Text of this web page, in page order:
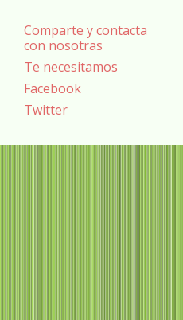
Comparte y contacta
con nosotras
Te necesitamos
Facebook
Twitter